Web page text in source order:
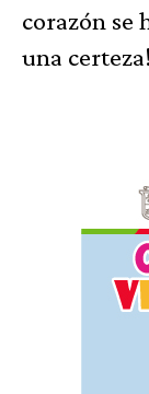
corazón se
una certeza!